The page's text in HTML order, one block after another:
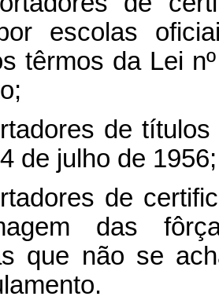
escolas
têrmos da Lei
de
de julho de 1956;
de
das
que não se